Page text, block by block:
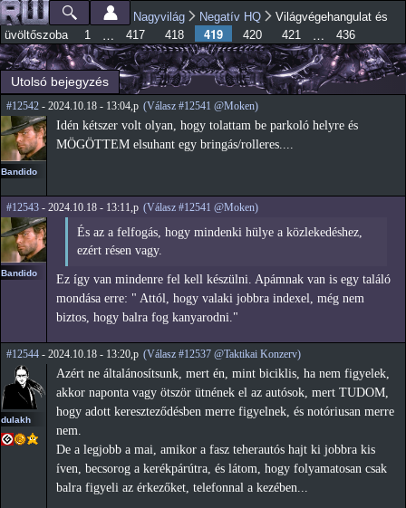
Ugrás a
tartalomra
Főmenü
Jelenlegi hely
Nagyvilág Negatív HQ
Világvégehangulat és
üvöltőszoba
1 … 417 418 419 420 421 … 436
Utolsó bejegyzés
#12542 - 2024.10.18 - 13:04,p (Válasz #12541 @Moken)
Bandido
Idén kétszer volt olyan, hogy tolattam be parkoló helyre és
MÖGÖTTEM elsuhant egy bringás/rolleres....
#12543 - 2024.10.18 - 13:11,p (Válasz #12541 @Moken)
Bandido
És az a felfogás, hogy mindenki hülye a közlekedéshez,
ezért résen vagy.
Ez így van mindenre fel kell készülni. Apámnak van is egy találó
mondása erre: " Attól, hogy valaki jobbra indexel, még nem
biztos, hogy balra fog kanyarodni."
#12544 - 2024.10.18 - 13:20,p (Válasz #12537 @Taktikai Konzerv)
dulakh
Azért ne általánosítsunk, mert én, mint biciklis, ha nem figyelek,
akkor naponta vagy ötször ütnének el az autósok, mert TUDOM,
hogy adott kereszteződésben merre figyelnek, és notóriusan merre
nem.
De a legjobb a mai, amikor a fasz teherautós hajt ki jobbra kis
íven, becsorog a kerékpárútra, és látom, hogy folyamatosan csak
balra figyeli az érkezőket, telefonnal a kezében...